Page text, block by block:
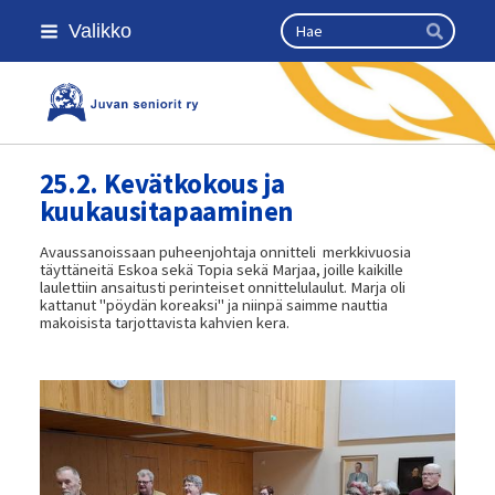
Siirry
sivun
Valikko Haku
Hae
Kansallinen senioriliitto
25.2. Kevätkokous ja
kuukausitapaaminen
Avaussanoissaan puheenjohtaja onnitteli merkkivuosia
täyttäneitä Eskoa sekä Topia sekä Marjaa, joille kaikille
laulettiin ansaitusti perinteiset onnittelulaulut. Marja oli
kattanut "pöydän koreaksi" ja niinpä saimme nauttia
makoisista tarjottavista kahvien kera.